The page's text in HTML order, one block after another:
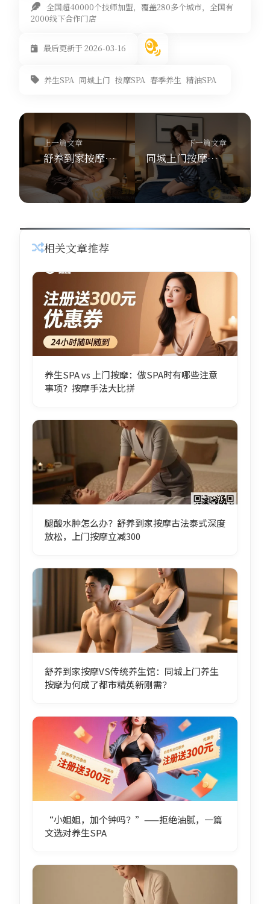
全国超40000个技师加盟，覆盖280多个城市，全国有
2000线下合作门店
最后更新于 2026-03-16
养生SPA 同城上门 按摩SPA 春季养生 精油SPA
上一篇文章
舒养到家按摩用户满意度真的高吗？500万+用户用4.9分评分给出答案
下一篇文章
同城上门按摩平台哪家好？资深养生党的选择：专业、省心就看舒养到家按摩。
相关文章推荐
养生SPA vs 上门按摩：做SPA时有哪些注意
事项？按摩手法大比拼
腿酸水肿怎么办？舒养到家按摩古法泰式深度
放松，上门按摩立减300
舒养到家按摩VS传统养生馆：同城上门养生
按摩为何成了都市精英新刚需？
“小姐姐，加个钟吗？”——拒绝油腻，一篇
文选对养生SPA